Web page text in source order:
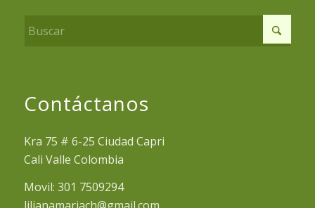
Contáctanos
Kra 75 # 6-25 Ciudad Capri
Cali Valle Colombia
Movil: 301 7509294